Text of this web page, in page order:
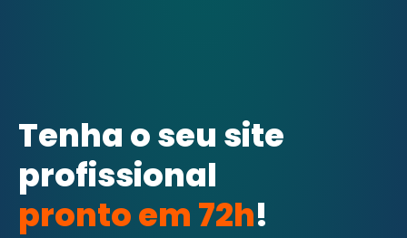
Tenha o seu site
profissional
pronto em 72h!